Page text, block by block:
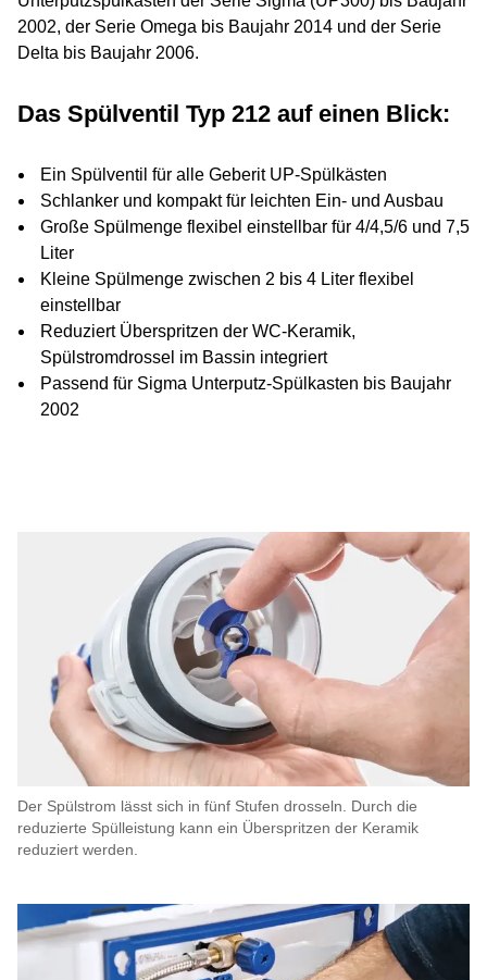
2002, der Serie Omega bis Baujahr 2014 und der Serie
Delta bis Baujahr 2006.
Das Spülventil Typ 212 auf einen Blick:
Ein Spülventil für alle Geberit UP-Spülkästen
Schlanker und kompakt für leichten Ein- und Ausbau
Große Spülmenge flexibel einstellbar für 4/4,5/6 und 7,5
Liter
Kleine Spülmenge zwischen 2 bis 4 Liter flexibel
einstellbar
Reduziert Überspritzen der WC-Keramik,
Spülstromdrossel im Bassin integriert
Passend für Sigma Unterputz-Spülkasten bis Baujahr
2002
Der Spülstrom lässt sich in fünf Stufen drosseln. Durch die
reduzierte Spülleistung kann ein Überspritzen der Keramik
reduziert werden.